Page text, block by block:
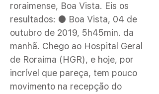
roraimense, Boa Vista. Eis os
resultados: ● Boa Vista, 04 de
outubro de 2019, 5h45min. da
manhã. Chego ao Hospital Geral
de Roraima (HGR), e hoje, por
incrível que pareça, tem pouco
movimento na recepção do